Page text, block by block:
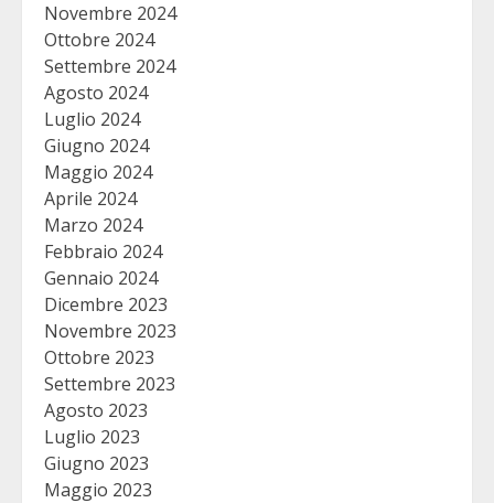
Novembre 2024
Ottobre 2024
Settembre 2024
Agosto 2024
Luglio 2024
Giugno 2024
Maggio 2024
Aprile 2024
Marzo 2024
Febbraio 2024
Gennaio 2024
Dicembre 2023
Novembre 2023
Ottobre 2023
Settembre 2023
Agosto 2023
Luglio 2023
Giugno 2023
Maggio 2023